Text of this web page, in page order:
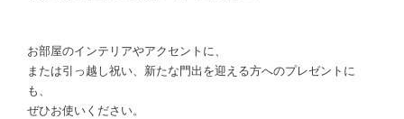
お部屋のインテリアやアクセントに、
または引っ越し祝い、新たな門出を迎える方へのプレゼントに
も、
ぜひお使いください。